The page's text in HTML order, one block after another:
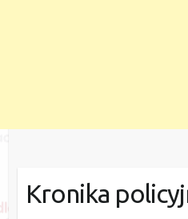
Kronika